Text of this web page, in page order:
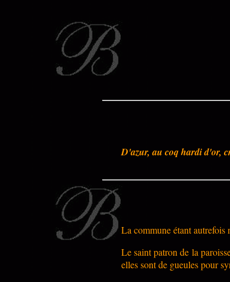
D'azur, au coq hardi d'or,
La commune étant
Le saint patron de la
elles sont de gueules pour